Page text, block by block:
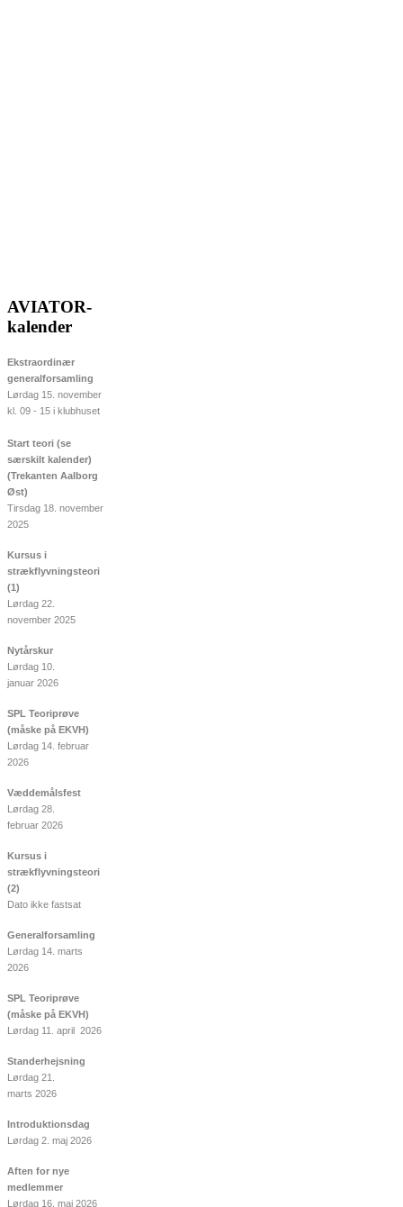
AVIATOR-
kalender
Ekstraordinær
generalforsamling
Lørdag 15. november
kl. 09 - 15 i klubhuset
Start teori (se
særskilt kalender)
(Trekanten Aalborg
Øst)
Tirsdag 18. november
2025
Kursus i
strækflyvningsteori
(1)
Lørdag 22.
november 2025
Nytårskur
Lørdag 10.
januar 2026
SPL Teoriprøve
(måske på EKVH)
Lørdag 14. februar
2026
Væddemålsfest
Lørdag 28.
februar 2026
Kursus i
strækflyvningsteori
(2)
Dato ikke fastsat
Generalforsamling
Lørdag 14. marts
2026
SPL Teoriprøve
(måske på EKVH)
Lørdag 11. april 2026
Standerhejsning
Lørdag 21.
marts 2026
Introduktionsdag
Lørdag 2. maj 2026
Aften for nye
medlemmer
Lørdag 16. maj 2026